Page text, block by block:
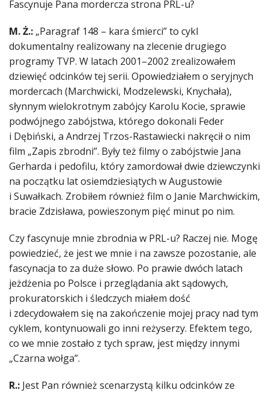
Fascynuje Pana mordercza strona PRL-u?
M. Ż.: „Paragraf 148 – kara śmierci” to cykl
dokumentalny realizowany na zlecenie drugiego
programy TVP. W latach 2001–2002 zrealizowałem
dziewięć odcinków tej serii. Opowiedziałem o seryjnych
mordercach (Marchwicki, Modzelewski, Knychała),
słynnym wielokrotnym zabójcy Karolu Kocie, sprawie
podwójnego zabójstwa, którego dokonali Feder
i Dębiński, a Andrzej Trzos-Rastawiecki nakręcił o nim
film „Zapis zbrodni”. Były też filmy o zabójstwie Jana
Gerharda i pedofilu, który zamordował dwie dziewczynki
na początku lat osiemdziesiątych w Augustowie
i Suwałkach. Zrobiłem również film o Janie Marchwickim,
bracie Zdzisława, powieszonym pięć minut po nim.
Czy fascynuje mnie zbrodnia w PRL-u? Raczej nie. Mogę
powiedzieć, że jest we mnie i na zawsze pozostanie, ale
fascynacja to za duże słowo. Po prawie dwóch latach
jeżdżenia po Polsce i przeglądania akt sądowych,
prokuratorskich i śledczych miałem dość
i zdecydowałem się na zakończenie mojej pracy nad tym
cyklem, kontynuowali go inni reżyserzy. Efektem tego,
co we mnie zostało z tych spraw, jest między innymi
„Czarna wołga”.
R.: Jest Pan również scenarzystą kilku odcinków ze